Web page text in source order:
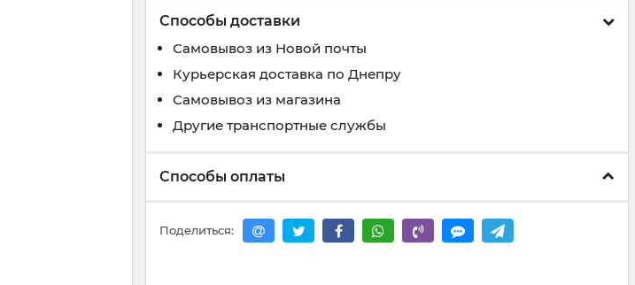
Способы доставки
Самовывоз из Новой почты
Курьерская доставка по Днепру
Самовывоз из магазина
Другие транспортные службы
Способы оплаты
Поделиться: